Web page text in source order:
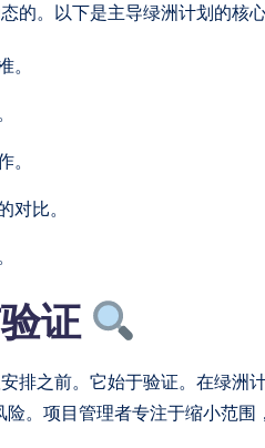
的。以下是主导绿洲计划的核心
。
。
对比。
证
排之前。它始于验证。在绿洲
。项目管理者专注于缩小范围